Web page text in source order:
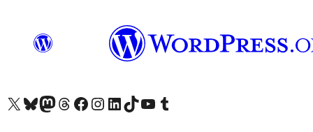
Visitá nuestra cuenta de X (anteriormente Twitter)
Visitá nuestra cuenta de Bluesky
Visitá nuestra cuenta de Mastodon
Visitá nuestra cuenta de Threads
Visitá nuestra página de Facebook
Visitá nuestra cuenta de Instagram
Visitá nuestra cuenta de LinkedIn
Visitá nuestra cuenta de TikTok
Visitá nuestro canal de YouTube
Visitá nuestra cuenta de Tumblr